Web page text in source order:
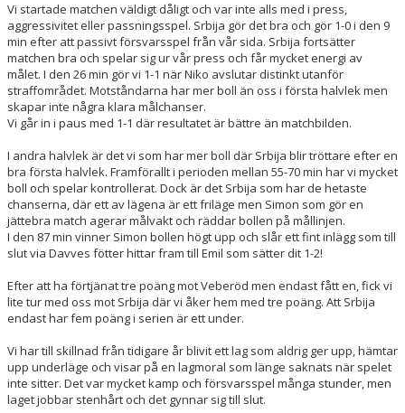
BESTÄLL VÅRA KLUBBKLÄDER
Vi startade matchen väldigt dåligt och var inte alls med i press,
aggressivitet eller passningsspel. Srbija gör det bra och gör 1-0 i den 9
min efter att passivt försvarsspel från vår sida. Srbija fortsätter
matchen bra och spelar sig ur vår press och får mycket energi av
målet. I den 26 min gör vi 1-1 när Niko avslutar distinkt utanför
straffområdet. Motståndarna har mer boll än oss i första halvlek men
skapar inte några klara målchanser.
Vi går in i paus med 1-1 där resultatet är bättre än matchbilden.
I andra halvlek är det vi som har mer boll där Srbija blir tröttare efter en
bra första halvlek. Framförallt i perioden mellan 55-70 min har vi mycket
boll och spelar kontrollerat. Dock är det Srbija som har de hetaste
chanserna, där ett av lägena är ett friläge men Simon som gör en
jättebra match agerar målvakt och räddar bollen på mållinjen.
I den 87 min vinner Simon bollen högt upp och slår ett fint inlägg som till
slut via Davves fötter hittar fram till Emil som sätter dit 1-2!
Efter att ha förtjänat tre poäng mot Veberöd men endast fått en, fick vi
lite tur med oss mot Srbija där vi åker hem med tre poäng. Att Srbija
endast har fem poäng i serien är ett under.
Vi har till skillnad från tidigare år blivit ett lag som aldrig ger upp, hämtar
upp underläge och visar på en lagmoral som länge saknats när spelet
inte sitter. Det var mycket kamp och försvarsspel många stunder, men
laget jobbar stenhårt och det gynnar sig till slut.